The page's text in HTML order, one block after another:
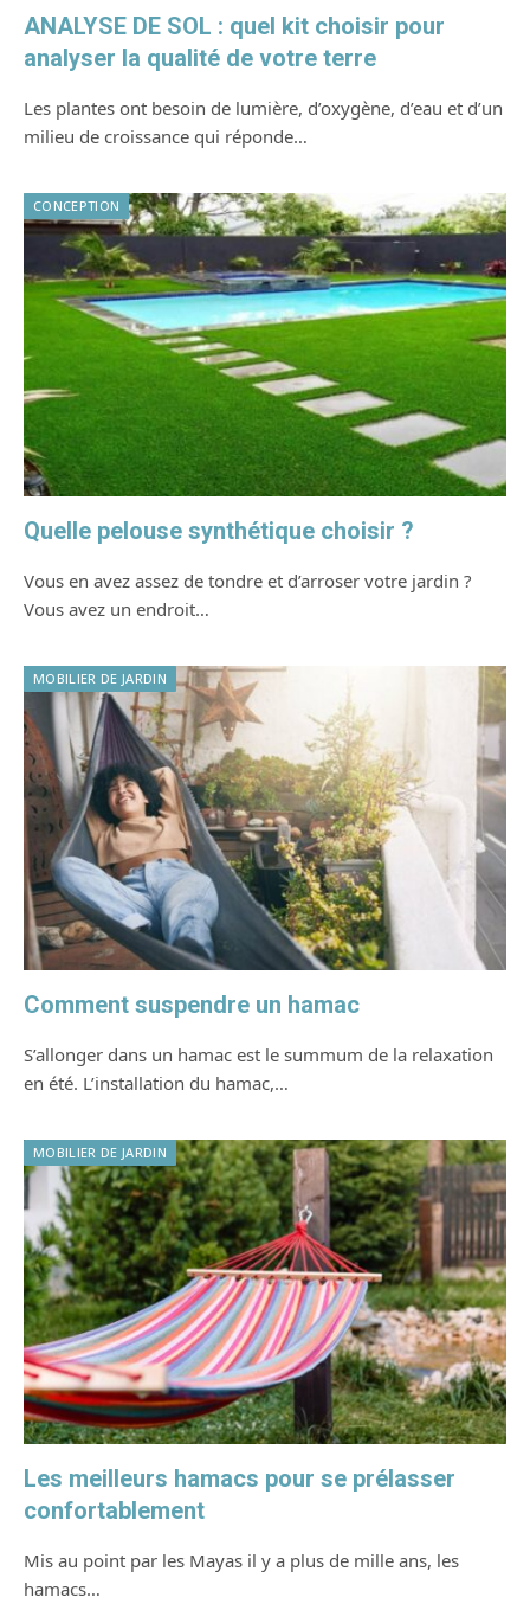
ANALYSE DE SOL : quel kit choisir pour
analyser la qualité de votre terre
Les plantes ont besoin de lumière, d’oxygène, d’eau et d’un
milieu de croissance qui réponde…
CONCEPTION
Quelle pelouse synthétique choisir ?
Vous en avez assez de tondre et d’arroser votre jardin ?
Vous avez un endroit…
MOBILIER DE JARDIN
Comment suspendre un hamac
S’allonger dans un hamac est le summum de la relaxation
en été. L’installation du hamac,…
MOBILIER DE JARDIN
Les meilleurs hamacs pour se prélasser
confortablement
Mis au point par les Mayas il y a plus de mille ans, les
hamacs…